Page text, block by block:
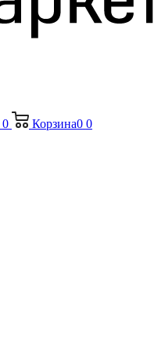
0 Корзина0 0